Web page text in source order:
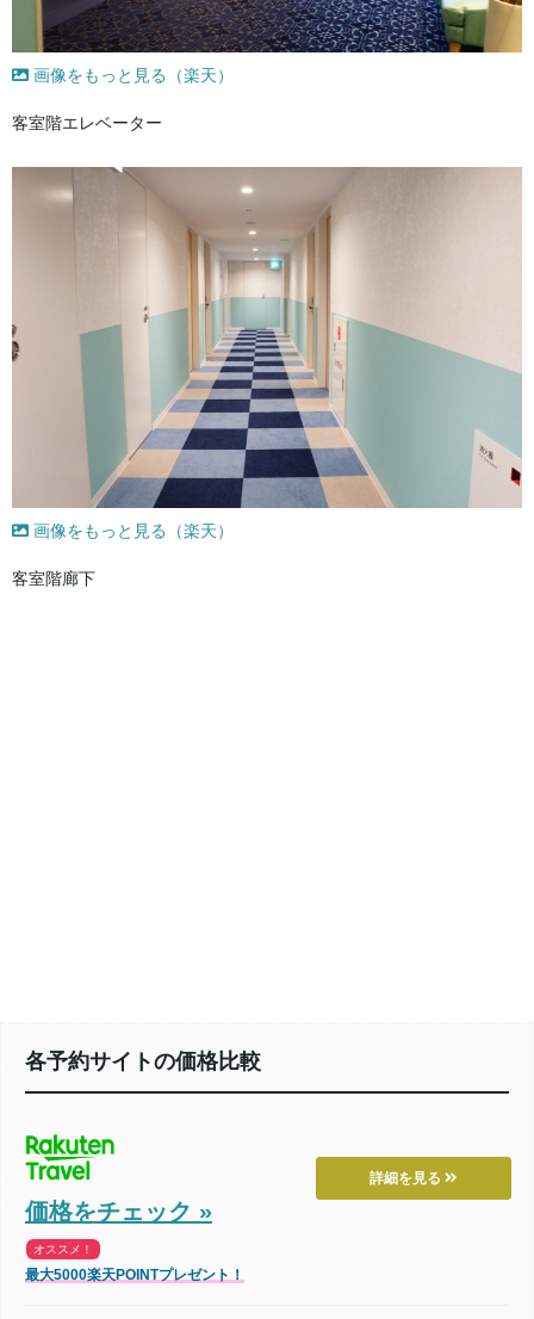
画像をもっと見る（楽天）
客室階エレベーター
画像をもっと見る（楽天）
客室階廊下
各予約サイトの価格比較
詳細を見る
価格をチェック »
オススメ！
最大5000楽天POINTプレゼント！